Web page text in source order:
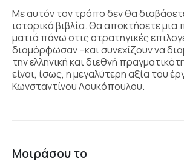
Με αυτόν τον τρόπο δεν θα
ιστορικά βιβλία. Θα αποκτήσετε μια
ματιά πάνω στις στρατηγικές
διαμόρφωσαν –και συνεχίζουν να
την ελληνική και διεθνή
είναι, ίσως, η μεγαλύτερη αξία του
Κωνσταντίνου Λουκόπουλου.
Μοιράσου το